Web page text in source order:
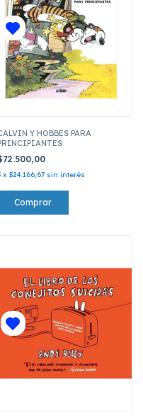
Y HOBBES PARA
x $24.166,67 sin interés